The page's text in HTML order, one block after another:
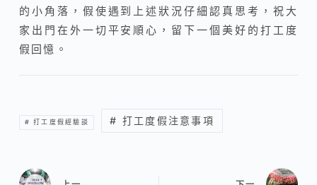
的小角落，假使遇到上述狀況仔細認真思考，祝大
家出門在外一切平安順心，留下一個美好的打工度
假回憶。
# 打工度假經驗談 # 打工度假注意事項